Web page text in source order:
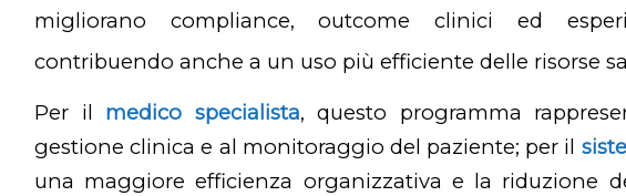
migliorano compliance, outcome clinici ed
contribuendo anche a un uso più efficiente delle risorse
Per il medico specialista, questo programma
gestione clinica e al monitoraggio del paziente; per il
una maggiore efficienza organizzativa e la riduzione